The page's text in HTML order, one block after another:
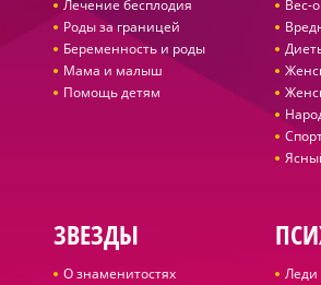
Лечение бесплодия
Роды за границей
Беременность и роды
Мама и малыш
Помощь детям
Вес-
ЗВЕЗДЫ
О знаменитостях
Леди